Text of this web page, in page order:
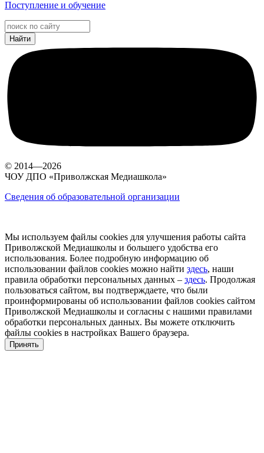
Поступление и обучение
© 2014—2026
ЧОУ ДПО «Приволжская Медиашкола»
Сведения об образовательной организации
Мы используем файлы cookies для улучшения работы сайта
Приволжской Медиашколы и большего удобства его
использования. Более подробную информацию об
использовании файлов cookies можно найти здесь, наши
правила обработки персональных данных – здесь. Продолжая
пользоваться сайтом, вы подтверждаете, что были
проинформированы об использовании файлов cookies сайтом
Приволжской Медиашколы и согласны с нашими правилами
обработки персональных данных. Вы можете отключить
файлы cookies в настройках Вашего браузера.
Принять